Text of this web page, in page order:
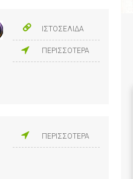
ΙΣΤΟΣΕΛΙΔΑ
ΠΕΡΙΣΣΟΤΕΡΑ
ΠΕΡΙΣΣΟΤΕΡΑ